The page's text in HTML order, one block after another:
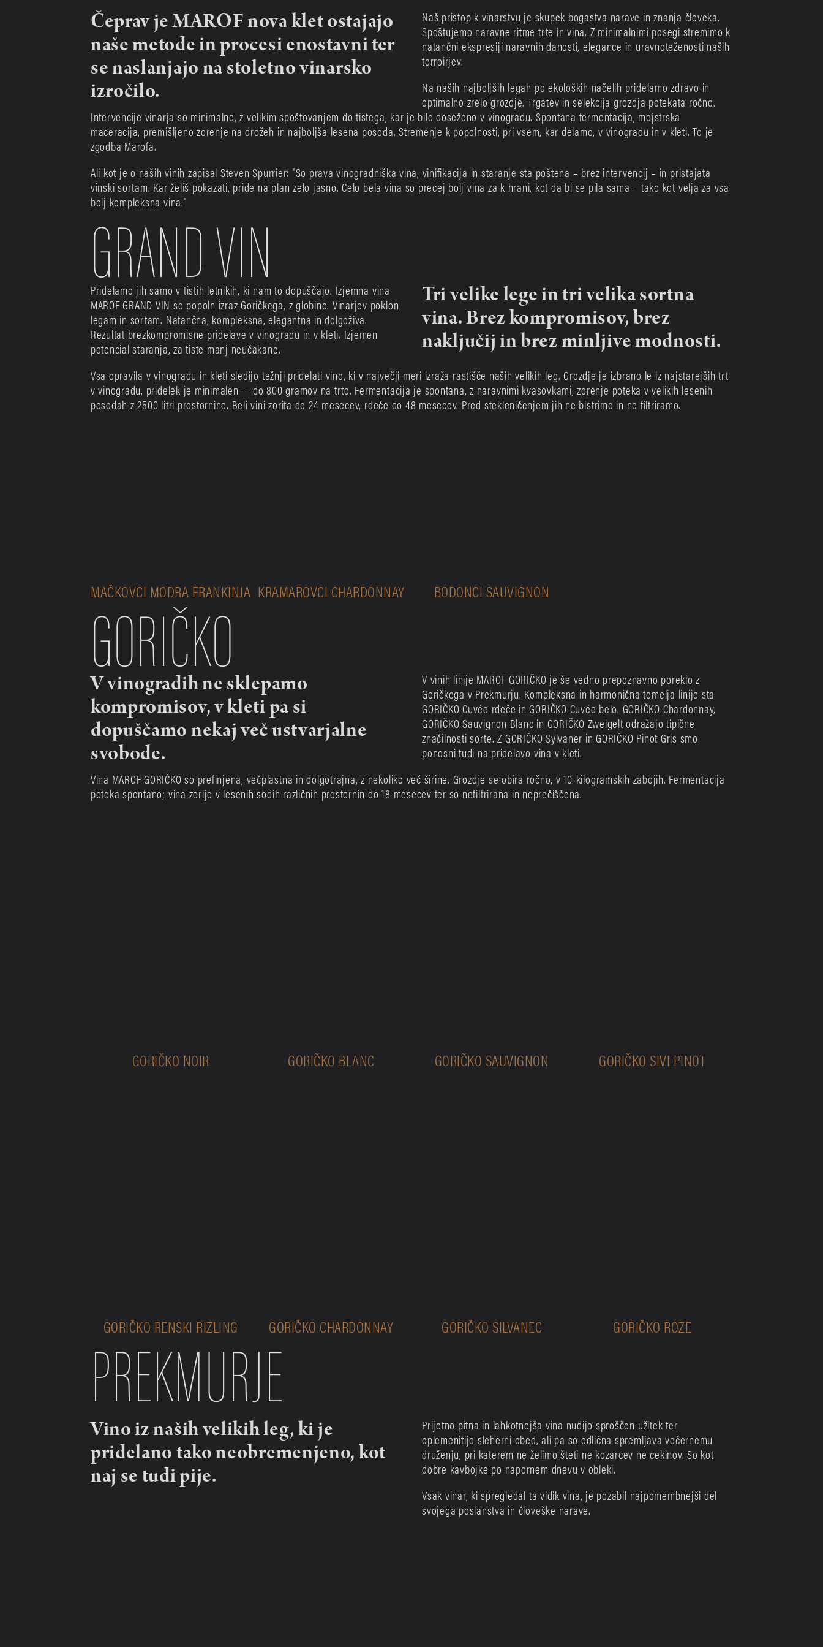
Čeprav je MAROF nova klet ostajajo
naše metode in procesi enostavni ter
se naslanjajo na stoletno vinarsko
izročilo.
Naš pristop k vinarstvu je skupek bogastva narave in znanja človeka.
Spoštujemo naravne ritme trte in vina. Z minimalnimi posegi stremimo k
natančni ekspresiji naravnih danosti, elegance in uravnoteženosti naših
terroirjev.
Na naših najboljših legah po ekoloških načelih pridelamo zdravo in
optimalno zrelo grozdje. Trgatev in selekcija grozdja potekata ročno.
Intervencije vinarja so minimalne, z velikim spoštovanjem do tistega, kar je bilo doseženo v vinogradu. Spontana fermentacija, mojstrska
maceracija, premišljeno zorenje na drožeh in najboljša lesena posoda. Stremenje k popolnosti, pri vsem, kar delamo, v vinogradu in v kleti. To je
zgodba Marofa.
Ali kot je o naših vinih zapisal Steven Spurrier: "So prava vinogradniška vina, vinifikacija in staranje sta poštena – brez intervencij – in pristajata
vinski sortam. Kar želiš pokazati, pride na plan zelo jasno. Celo bela vina so precej bolj vina za k hrani, kot da bi se pila sama – tako kot velja za vsa
bolj kompleksna vina."
GRAND VIN
Tri velike lege in tri velika sortna
vina. Brez kompromisov, brez
naključij in brez minljive modnosti.
Pridelamo jih samo v tistih letnikih, ki nam to dopuščajo. Izjemna vina
MAROF GRAND VIN so popoln izraz Goričkega, z globino. Vinarjev poklon
legam in sortam. Natančna, kompleksna, elegantna in dolgoživa.
Rezultat brezkompromisne pridelave v vinogradu in v kleti. Izjemen
potencial staranja, za tiste manj neučakane.
Vsa opravila v vinogradu in kleti sledijo težnji pridelati vino, ki v največji meri izraža rastišče naših velikih leg. Grozdje je izbrano le iz najstarejših trt
v vinogradu, pridelek je minimalen — do 800 gramov na trto. Fermentacija je spontana, z naravnimi kvasovkami, zorenje poteka v velikih lesenih
posodah z 2500 litri prostornine. Beli vini zorita do 24 mesecev, rdeče do 48 mesecev. Pred stekleničenjem jih ne bistrimo in ne filtriramo.
MAČKOVCI MODRA FRANKINJA KRAMAROVCI CHARDONNAY BODONCI SAUVIGNON
GORIČKO
V vinogradih ne sklepamo
kompromisov, v kleti pa si
dopuščamo nekaj več ustvarjalne
svobode.
V vinih linije MAROF GORIČKO je še vedno prepoznavno poreklo z
Goričkega v Prekmurju. Kompleksna in harmonična temelja linije sta
GORIČKO Cuvée rdeče in GORIČKO Cuvée belo. GORIČKO Chardonnay,
GORIČKO Sauvignon Blanc in GORIČKO Zweigelt odražajo tipične
značilnosti sorte. Z GORIČKO Sylvaner in GORIČKO Pinot Gris smo
ponosni tudi na pridelavo vina v kleti.
Vina MAROF GORIČKO so prefinjena, večplastna in dolgotrajna, z nekoliko več širine. Grozdje se obira ročno, v 10-kilogramskih zabojih. Fermentacija
poteka spontano; vina zorijo v lesenih sodih različnih prostornin do 18 mesecev ter so nefiltrirana in neprečiščena.
GORIČKO NOIR GORIČKO BLANC GORIČKO SAUVIGNON GORIČKO SIVI PINOT
GORIČKO RENSKI RIZLING GORIČKO CHARDONNAY GORIČKO SILVANEC GORIČKO ROZE
PREKMURJE
Vino iz naših velikih leg, ki je
pridelano tako neobremenjeno, kot
naj se tudi pije.
Prijetno pitna in lahkotnejša vina nudijo sproščen užitek ter
oplemenitijo sleherni obed, ali pa so odlična spremljava večernemu
druženju, pri katerem ne želimo šteti ne kozarcev ne cekinov. So kot
dobre kavbojke po napornem dnevu v obleki.
Vsak vinar, ki spregledal ta vidik vina, je pozabil najpomembnejši del
svojega poslanstva in človeške narave.